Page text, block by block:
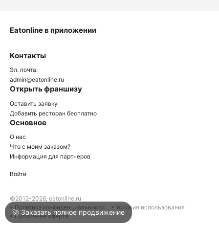
Войти
Написать в техподдержку
Контакты
Эл. почта:
admin@eatonline.ru
Открыть франшизу
Оставить заявку
Добавить ресторан бесплатно
Основное
О нас
Что с моим заказом?
Информация для партнеров
Eatonline в приложении
Войти
©2012-2026, eatonline.ru
• Политика конфиденциальности
• Условия использования
• Публичная оферта
🚀 Заказать полное продвижение